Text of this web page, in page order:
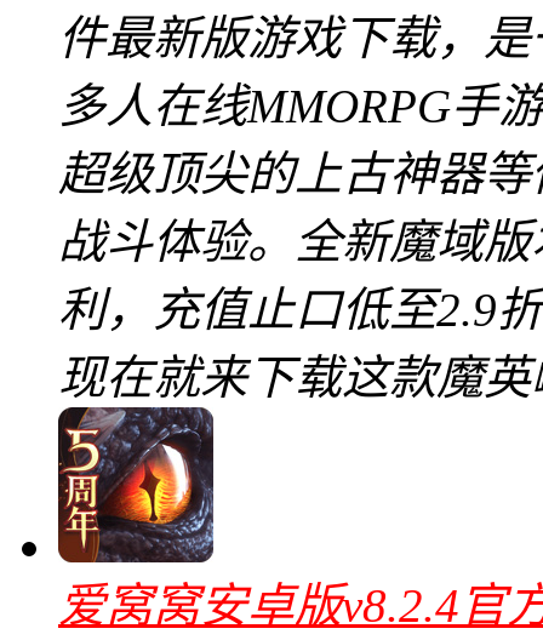
件最新版游戏下载，
多人在线MMORPG手
超级顶尖的上古神器
战斗体验。全新魔域
利，充值止口低至2.9
现在就来下载这款魔
爱窝窝安卓版v8.2.4官